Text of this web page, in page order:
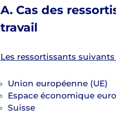
A. Cas des
travail
Les ressortissants suivants
Union européenne (UE)
Espace économique
Suisse